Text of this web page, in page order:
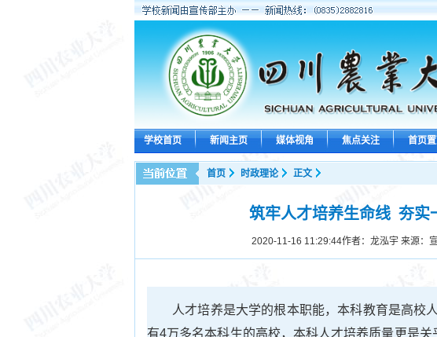
学校首页 新闻主页 媒体视角 焦点关注 首页
首页 时政理论 正文
筑牢人才培养生命线 ​ 夯实
2020-11-16 11:29:44作者：龙泓宇 来源：
人才培养是大学的根本职能，本科教育是高校
有4万多名本科生的高校，本科人才培养质量更是关